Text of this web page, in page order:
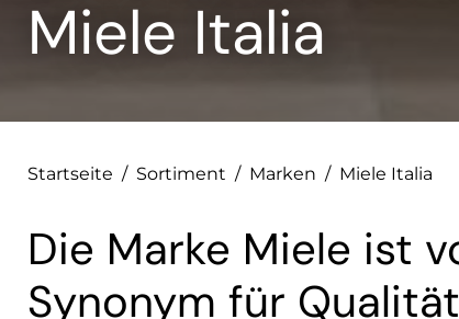
Miele Italia
Startseite / Sortiment / Marken / Miele Italia
Die Marke Miele ist
Synonym für